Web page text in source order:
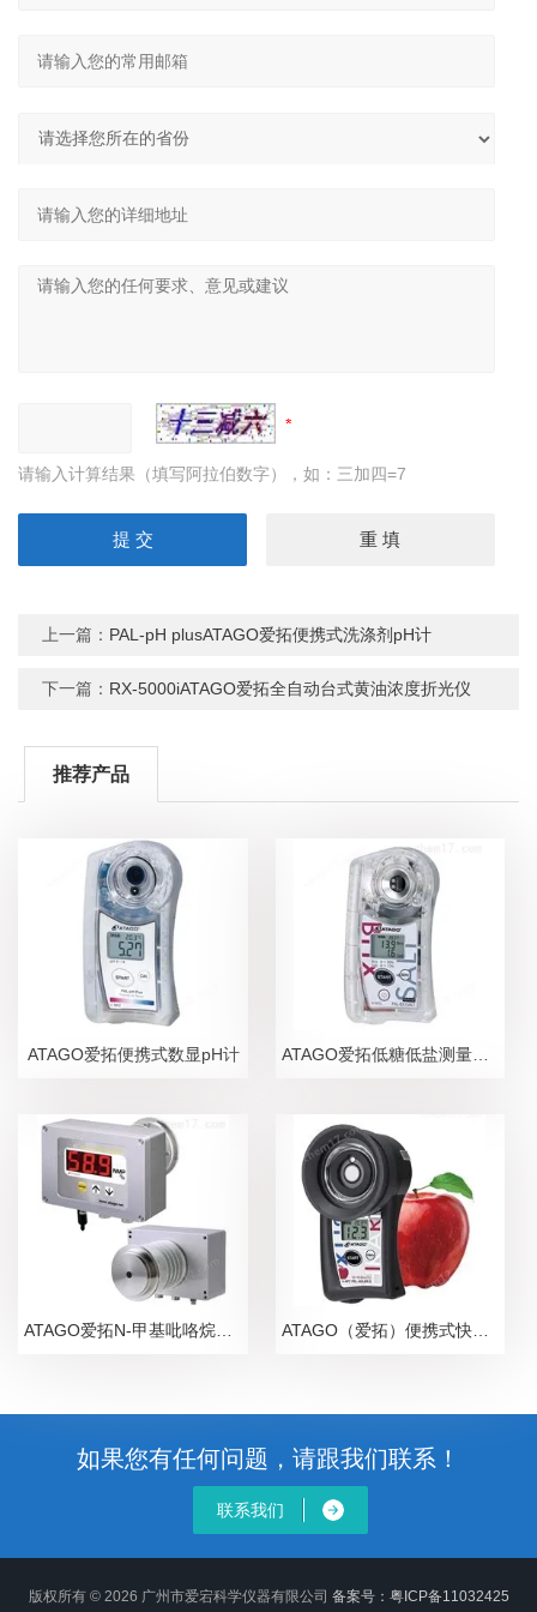
请输入计算结果（填写阿拉伯数字），如：三加四=7
上一篇： PAL-pH plusATAGO爱拓便携式洗涤剂pH计
下一篇： RX-5000iATAGO爱拓全自动台式黄油浓度折光仪
推荐产品
ATAGO爱拓便携式数显pH计 ATAGO爱拓低糖低盐测量糖盐度计
ATAGO（爱拓）便携式快速苹果无损糖度计
如果您有任何问题，请跟我们联系！
联系我们
版权所有 © 2026 广州市爱宕科学仪器有限公司 备案号：粤ICP备11032425